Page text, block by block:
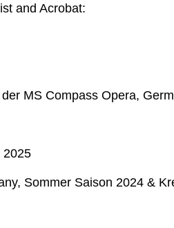
and Acrobat:
MS Compass Opera,
Sommer Saison 2024 &